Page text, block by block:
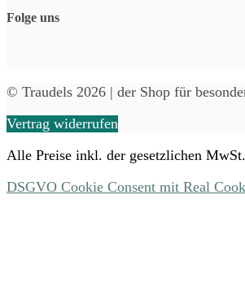
Folge uns
© Traudels 2026 | der Shop für
Vertrag widerrufen
Alle Preise inkl. der gesetzlichen MwSt.
DSGVO Cookie Consent mit Real